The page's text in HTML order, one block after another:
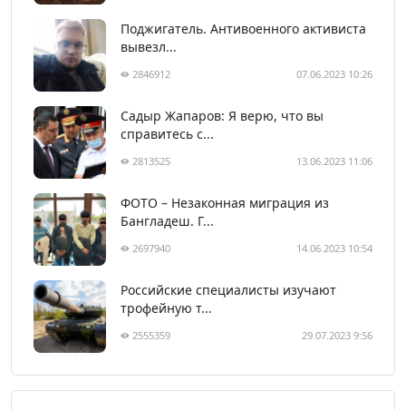
Поджигатель. Антивоенного активиста
вывезл...
2846912 07.06.2023 10:26
Садыр Жапаров: Я верю, что вы
справитесь с...
2813525 13.06.2023 11:06
ФОТО – Незаконная миграция из
Бангладеш. Г...
2697940 14.06.2023 10:54
Российские специалисты изучают
трофейную т...
2555359 29.07.2023 9:56